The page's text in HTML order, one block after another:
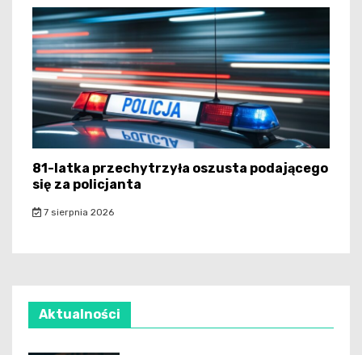
81-latka przechytrzyła oszusta podającego
się za policjanta
7 sierpnia 2026
Aktualności